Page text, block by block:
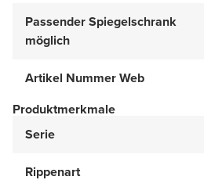
Passender Spiegelschrank
möglich
Artikel Nummer Web
Produktmerkmale
Serie
Rippenart